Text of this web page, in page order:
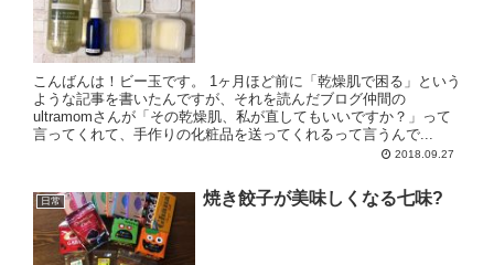
こんばんは！ビー玉です。 1ヶ月ほど前に「乾燥肌で困る」という
ような記事を書いたんですが、それを読んだブログ仲間の
ultramomさんが「その乾燥肌、私が直してもいいですか？」って
言ってくれて、手作りの化粧品を送ってくれるって言うんで...
2018.09.27
日常 焼き餃子が美味しくなる七味?